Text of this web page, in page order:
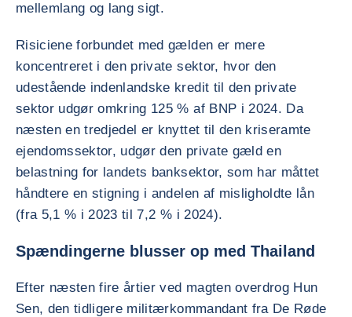
mellemlang og lang sigt.
Risiciene forbundet med gælden er mere
koncentreret i den private sektor, hvor den
udestående indenlandske kredit til den private
sektor udgør omkring 125 % af BNP i 2024. Da
næsten en tredjedel er knyttet til den kriseramte
ejendomssektor, udgør den private gæld en
belastning for landets banksektor, som har måttet
håndtere en stigning i andelen af misligholdte lån
(fra 5,1 % i 2023 til 7,2 % i 2024).
Spændingerne blusser op med Thailand
Efter næsten fire årtier ved magten overdrog Hun
Sen, den tidligere militærkommandant fra De Røde